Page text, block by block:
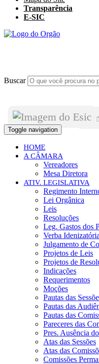
Transparência
E-SIC
Buscar
Toggle navigation
HOME
A CÂMARA
Vereadores
Mesa Diretora
ATIV. LEGISLATIVA
Regimento
Lei Orgânica
Leis
Resoluções
Leg. Gastos dos
Verba Idenizatória
Julgamento de
Projetos de Leis
Projetos de
Indicações
Requerimentos
Moções
Pautas das
Pautas das
Pautas das
Pareceres das
Pres. Ausência
Atas das Sessões
Atas das
Comissões